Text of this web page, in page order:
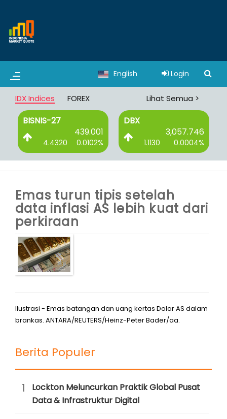
English Login
IDX Indices FOREX Lihat Semua >
BISNIS-27
439.001
4.4320 0.0102%
DBX
3,057.746
1.1130 0.0004%
Emas turun tipis setelah
data inflasi AS lebih kuat dari
perkiraan
Ilustrasi - Emas batangan dan uang kertas Dolar AS dalam
brankas. ANTARA/REUTERS/Heinz-Peter Bader/aa.
Berita Populer
1
Lockton Meluncurkan Praktik Global Pusat
Data & Infrastruktur Digital